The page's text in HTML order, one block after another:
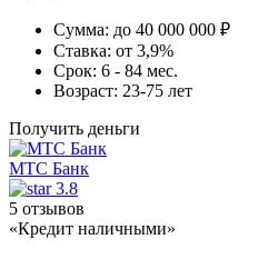
Сумма: до 40 000 000 ₽
Ставка: от 3,9%
Срок: 6 - 84 мес.
Возраст: 23-75 лет
Получить деньги
МТС Банк
3.8
5 отзывов
«Кредит наличными»